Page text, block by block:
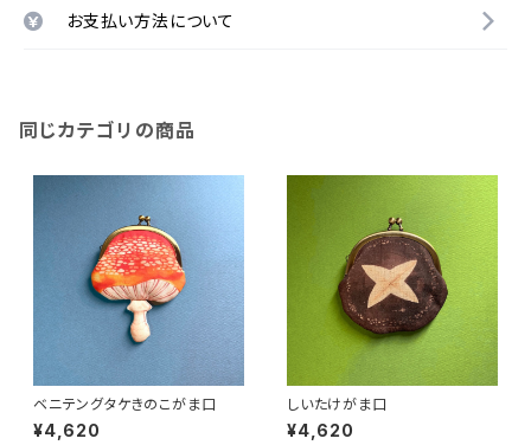
お支払い方法について
同じカテゴリの商品
ベニテングタケきのこがま口
¥4,620
しいたけがま口
¥4,620